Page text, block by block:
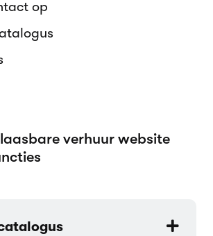
op
verhuur website